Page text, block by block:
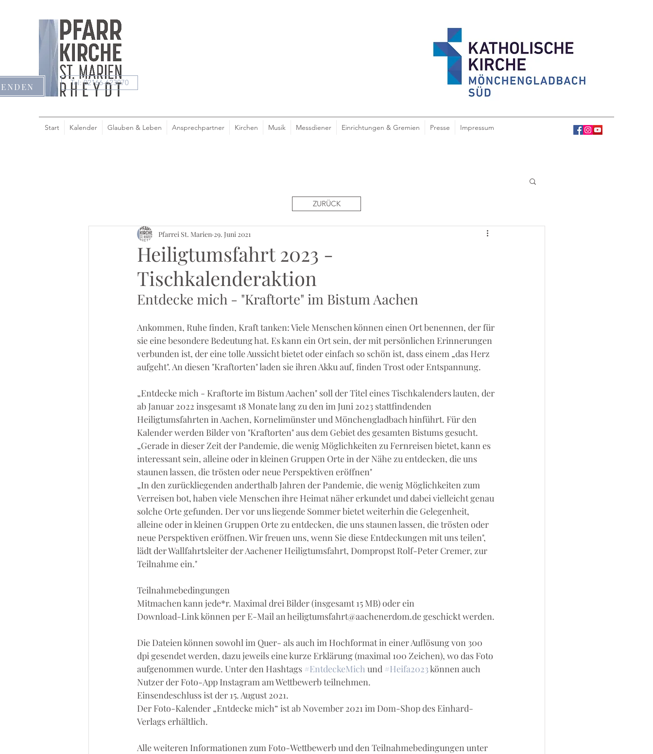
Tel: 02166-623070
Start Kalender Glauben & Leben Ansprechpartner Kirchen Musik Messdiener Einrichtungen & Gremien Presse Impressum
Heiligtumsfahrt 2023 -
Tischkalenderaktion
Pfarrei St. Marien 29. Juni 2021
Entdecke mich - "Kraftorte" im Bistum Aachen
Ankommen, Ruhe finden, Kraft tanken: Viele Menschen können einen Ort benennen, der für
sie eine besondere Bedeutung hat. Es kann ein Ort sein, der mit persönlichen Erinnerungen
verbunden ist, der eine tolle Aussicht bietet oder einfach so schön ist, dass einem „das Herz
aufgeht". An diesen "Kraftorten" laden sie ihren Akku auf, finden Trost oder Entspannung.
„Entdecke mich - Kraftorte im Bistum Aachen" soll der Titel eines Tischkalenders lauten, der
ab Januar 2022 insgesamt 18 Monate lang zu den im Juni 2023 stattfindenden
Heiligtumsfahrten in Aachen, Kornelimünster und Mönchengladbach hinführt. Für den
Kalender werden Bilder von "Kraftorten" aus dem Gebiet des gesamten Bistums gesucht.
„Gerade in dieser Zeit der Pandemie, die wenig Möglichkeiten zu Fernreisen bietet, kann es
interessant sein, alleine oder in kleinen Gruppen Orte in der Nähe zu entdecken, die uns
staunen lassen, die trösten oder neue Perspektiven eröffnen"
„In den zurückliegenden anderthalb Jahren der Pandemie, die wenig Möglichkeiten zum
Verreisen bot, haben viele Menschen ihre Heimat näher erkundet und dabei vielleicht genau
solche Orte gefunden. Der vor uns liegende Sommer bietet weiterhin die Gelegenheit,
alleine oder in kleinen Gruppen Orte zu entdecken, die uns staunen lassen, die trösten oder
neue Perspektiven eröffnen. Wir freuen uns, wenn Sie diese Entdeckungen mit uns teilen",
lädt der Wallfahrtsleiter der Aachener Heiligtumsfahrt, Dompropst Rolf-Peter Cremer, zur
Teilnahme ein."
Teilnahmebedingungen
Mitmachen kann jede*r. Maximal drei Bilder (insgesamt 15 MB) oder ein
Download-Link können per E-Mail an heiligtumsfahrt@aachenerdom.de geschickt werden.
Die Dateien können sowohl im Quer- als auch im Hochformat in einer Auflösung von 300
dpi gesendet werden, dazu jeweils eine kurze Erklärung (maximal 100 Zeichen), wo das Foto
aufgenommen wurde. Unter den Hashtags #EntdeckeMich und #Heifa2023 können auch
Nutzer der Foto-App Instagram am Wettbewerb teilnehmen.
Einsendeschluss ist der 15. August 2021.
Der Foto-Kalender „Entdecke mich“ ist ab November 2021 im Dom-Shop des Einhard-
Verlags erhältlich.
Alle weiteren Informationen zum Foto-Wettbewerb und den Teilnahmebedingungen unter
ZURÜCK